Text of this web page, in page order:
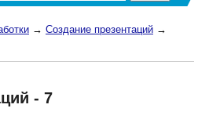
→ Создание презентаций →
- 7